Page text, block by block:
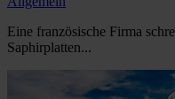
Eine französische Firma
Saphirplatten...